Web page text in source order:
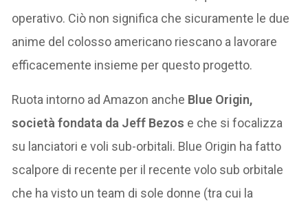
operativo. Ciò non significa che sicuramente le due
anime del colosso americano riescano a lavorare
efficacemente insieme per questo progetto.
Ruota intorno ad Amazon anche Blue Origin,
società fondata da Jeff Bezos e che si focalizza
su lanciatori e voli sub-orbitali. Blue Origin ha fatto
scalpore di recente per il recente volo sub orbitale
che ha visto un team di sole donne (tra cui la